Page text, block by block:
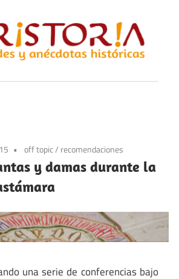
off topic/ recomendaciones
y damas durante la
una serie de conferencias bajo